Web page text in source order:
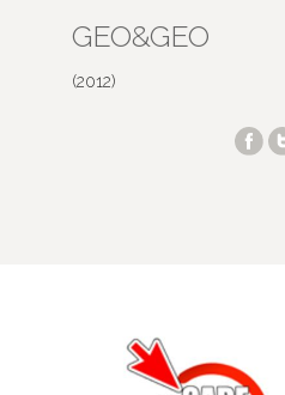
GEO&GEO
(2012)